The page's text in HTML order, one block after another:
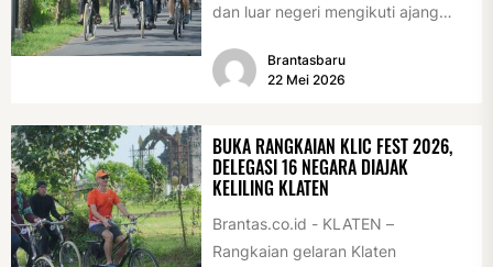
dan luar negeri mengikuti ajang
Association Rally...
Brantasbaru
22 Mei 2026
BUKA RANGKAIAN KLIC FEST 2026,
DELEGASI 16 NEGARA DIAJAK
KELILING KLATEN
Brantas.co.id - KLATEN –
Rangkaian gelaran Klaten